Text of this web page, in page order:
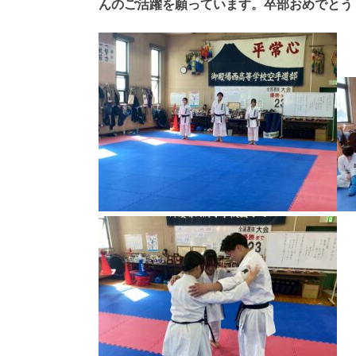
んのご活躍を願っています。卒部おめでとう